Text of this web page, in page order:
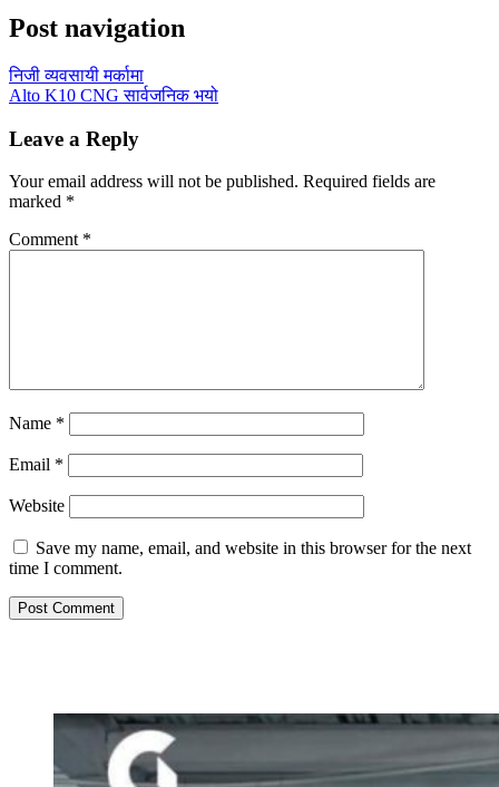
Post navigation
निजी व्यवसायी मर्कामा
Alto K10 CNG सार्वजनिक भयो
Leave a Reply
Your email address will not be published. Required fields are
marked *
Comment *
Name *
Email *
Website
Save my name, email, and website in this browser for the next
time I comment.